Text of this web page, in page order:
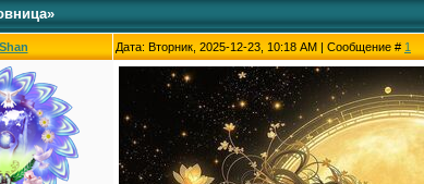
Дата: Вторник, 2025-12-23, 10:18 AM | Сообщение # 1